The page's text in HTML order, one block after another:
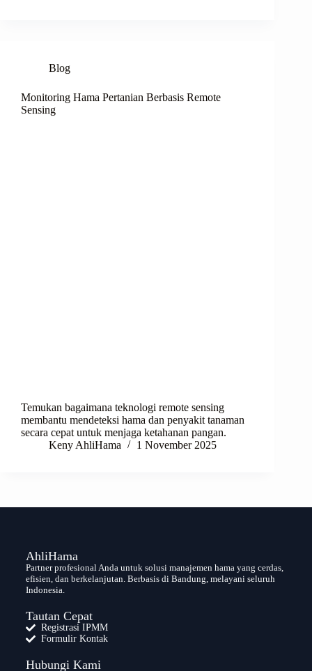
Blog
Monitoring Hama Pertanian Berbasis Remote
Sensing
Temukan bagaimana teknologi remote sensing
membantu mendeteksi hama dan penyakit tanaman
secara cepat untuk menjaga ketahanan pangan.
Keny AhliHama
1 November 2025
AhliHama
Partner profesional Anda untuk solusi manajemen hama yang cerdas,
efisien, dan berkelanjutan. Berbasis di Bandung, melayani seluruh
Indonesia.
Tautan Cepat
Registrasi IPMM
Formulir Kontak
Hubungi Kami